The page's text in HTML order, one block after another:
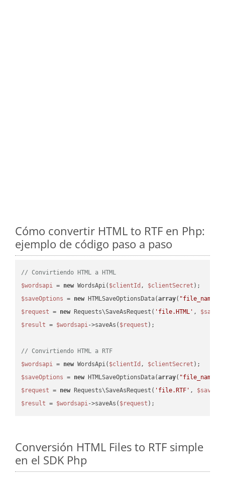
Cómo convertir HTML to RTF en Php:
ejemplo de código paso a paso
// Convirtiendo HTML a HTML
$wordsapi = new WordsApi( $clientId , $clientSecret
$saveOptions = new HTMLSaveOptionsData(array( "file_name"
$request = new Requests\SaveAsRequest( 'file.HTML' ,
$result = $wordsapi->saveAs( $request );
// Convirtiendo HTML a RTF
$wordsapi = new WordsApi( $clientId , $clientSecret
$saveOptions = new HTMLSaveOptionsData(array( "file_name"
$request = new Requests\SaveAsRequest( 'file.RTF' ,
$result = $wordsapi->saveAs( $request
Conversión HTML Files to RTF simple
en el SDK Php